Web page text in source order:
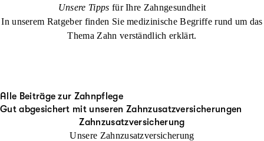
Unsere Tipps für Ihre Zahngesundheit
In unserem Ratgeber finden Sie medizinische Begriffe rund um das
Thema Zahn verständlich erklärt.
Alle Beiträge zur Zahnpflege
Gut abgesichert mit unseren Zahnzusatzversicherungen
Zahnzusatzversicherung
Unsere Zahnzusatzversicherung